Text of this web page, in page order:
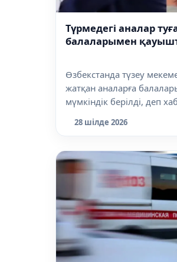
Түрмедегі аналар
балаларымен
Өзбекстанда түзеу
жатқан аналарға
мүмкіндік берілді, деп
28 шілде 2026